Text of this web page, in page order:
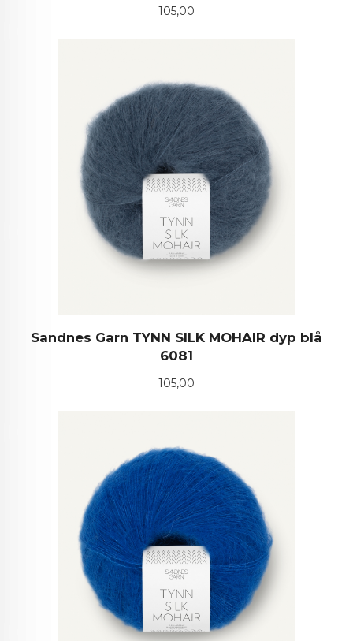
Pris
105,00
Sandnes Garn TYNN SILK MOHAIR dyp blå
6081
Pris
105,00